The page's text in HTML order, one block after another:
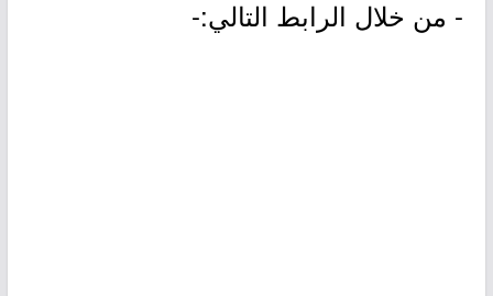
- من خلال الرابط التالي:-